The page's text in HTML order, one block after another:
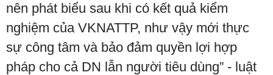
nên phát biểu sau khi có kết quả kiểm
nghiệm của VKNATTP, như vậy mới thực
sự công tâm và bảo đảm quyền lợi hợp
pháp cho cả DN lẫn người tiêu dùng” - luật